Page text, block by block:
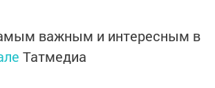
важным и интересным в
Татмедиа